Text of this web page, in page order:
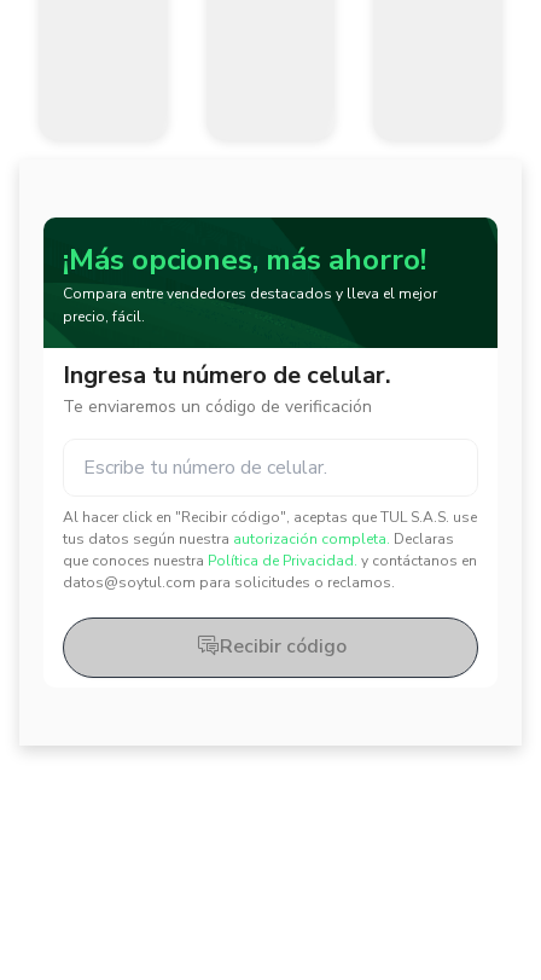
¡Más opciones, más ahorro!
Compara entre vendedores destacados y lleva el mejor
precio, fácil.
Ingresa tu número de celular.
Te enviaremos un código de verificación
Al hacer click en "Recibir código", aceptas que TUL S.A.S. use
tus datos según nuestra autorización completa. Declaras
que conoces nuestra Política de Privacidad. y contáctanos en
datos@soytul.com para solicitudes o reclamos.
Recibir código